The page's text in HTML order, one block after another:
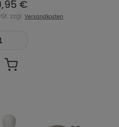
€
zzgl. Versandkosten